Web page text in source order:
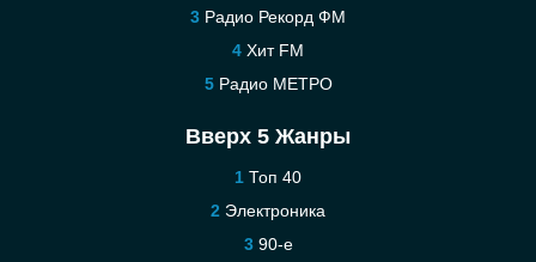
Радио Рекорд ФМ
Хит FM
Радио МЕТРО
Вверх 5 Жанры
Топ 40
Электроника
90-е